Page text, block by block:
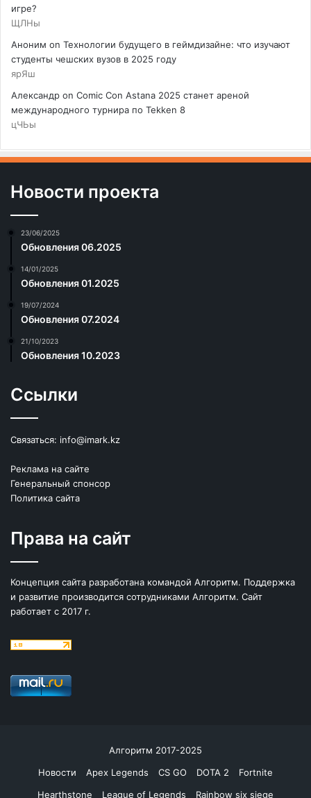
игре?
ЩЛНы
Аноним on Технологии будущего в геймдизайне: что изучают
студенты чешских вузов в 2025 году
ярЯш
Александр on Comic Con Astana 2025 станет ареной
международного турнира по Tekken 8
цЧЬы
Новости проекта
23/06/2025
Обновления 06.2025
14/01/2025
Обновления 01.2025
19/07/2024
Обновления 07.2024
21/10/2023
Обновления 10.2023
Ссылки
Связаться: info@imark.kz
Реклама на сайте
Генеральный спонсор
Политика сайта
Права на сайт
Концепция сайта разработана командой Алгоритм. Поддержка
и развитие производится сотрудниками Алгоритм. Сайт
работает с 2017 г.
Алгоритм 2017-2025
Новости
Apex Legends CS GO DOTA 2
Fortnite
Hearthstone
League of Legends Rainbow six siege